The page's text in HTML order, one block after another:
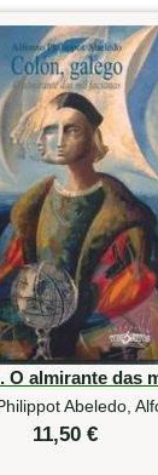
O almirante das
Abeledo,
11,50 €